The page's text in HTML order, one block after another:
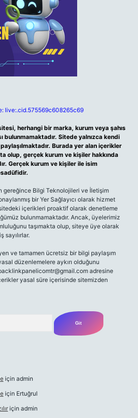
live:.cid.575569c608265c69
herhangi bir marka, kurum veya şahıs
bulunmamaktadır. Sitede yalnızca kendi
paylaşılmaktadır. Burada yer alan içerikler
olup, gerçek kurum ve kişiler hakkında
Gerçek kurum ve kişiler ile isim
gereğince Bilgi Teknolojileri ve İletişim
bir Yer Sağlayıcı olarak hizmet
içerikleri proaktif olarak denetleme
bulunmamaktadır. Ancak, üyelerimiz
taşımakta olup, siteye üye olarak
sayılırlar.
ve tamamen ücretsiz bir bilgi paylaşım
düzenlemelere aykırı olduğunu
adresine
yasal süre içerisinde sitemizden
için admin
için Ertuğrul
için admin